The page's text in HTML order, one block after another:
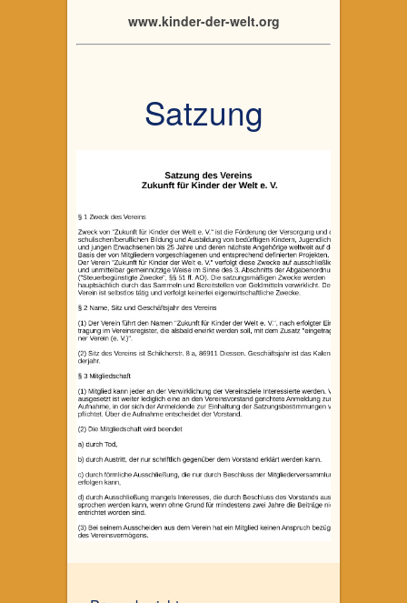
www.kinder-der-welt.org
Satzung